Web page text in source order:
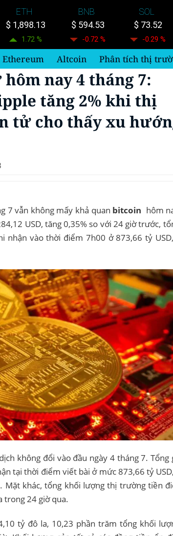
ETH
$ 1,898.13
1.72 %
BNB
$ 594.53
-0.72 %
SOL
$ 73.52
-0.29 %
Ethereum Altcoin Phân tích thị
nay 4 tháng 7:
tăng 2% khi thị
tử cho thấy xu
7 vẫn không mấy khả quan bitcoin hôm
USD, tăng 0,35% so với 24 giờ trước,
vào thời điểm 7h00 ở 873,66 tỷ
không đổi vào đầu ngày 4 tháng 7. Tổng
tại thời điểm viết bài ở mức 873,66 tỷ
Mặt khác, tổng khối lượng thị trường tiền
trong 24 giờ qua.
tỷ đô la, 10,23 phần trăm tổng khối